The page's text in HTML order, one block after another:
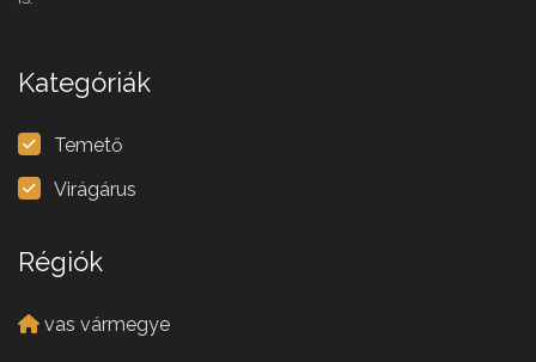
Kategóriák
Temető
Virágárus
Régiók
vas vármegye